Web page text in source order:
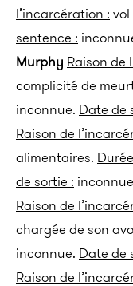
l’incarcération :
sentence :
Murphy Raison de
complicité de
inconnue. Date de
Raison de
alimentaires.
de sortie :
Raison de
chargée de son
inconnue. Date de
Raison de